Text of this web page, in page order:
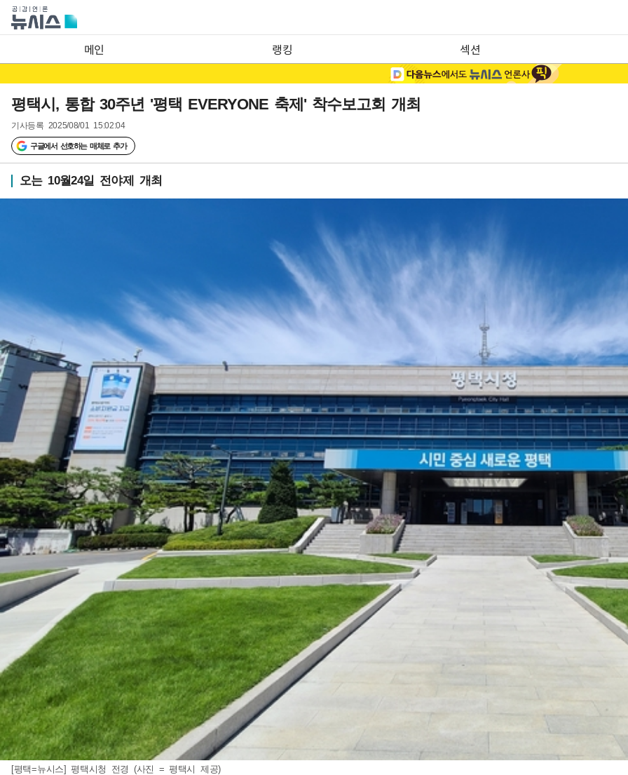
메인 랭킹 섹션
평택시, 통합 30주년 '평택 EVERYONE 축제' 착수보고회 개최
기사등록 2025/08/01 15:02:04
구글에서 선호하는 매체로 추가
오는 10월24일 전야제 개최
[평택=뉴시스] 평택시청 전경 (사진 = 평택시 제공)